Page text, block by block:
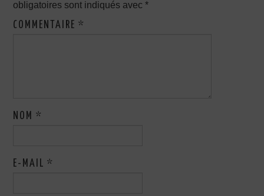
obligatoires sont indiqués avec*
COMMENTAIRE*
NOM*
E-MAIL*